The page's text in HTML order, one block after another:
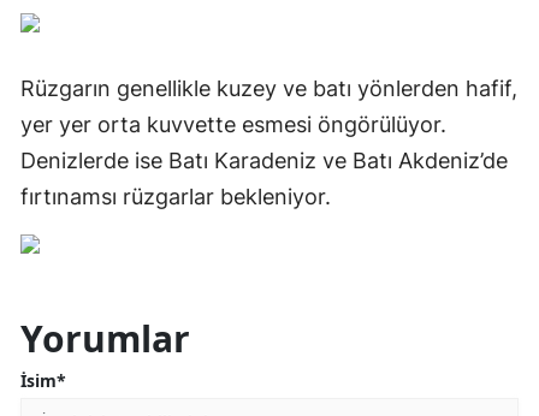
Rüzgarın genellikle kuzey ve batı yönlerden hafif,
yer yer orta kuvvette esmesi öngörülüyor.
Denizlerde ise Batı Karadeniz ve Batı Akdeniz’de
fırtınamsı rüzgarlar bekleniyor.
Yorumlar
İsim*